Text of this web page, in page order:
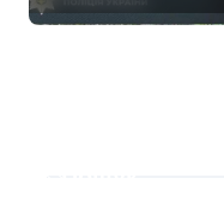
«Вербне»